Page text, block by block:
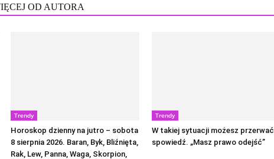
OD AUTORA
Trendy
Horoskop dzienny na jutro – sobota
8 sierpnia 2026. Baran, Byk, Bliźnięta,
Rak, Lew, Panna, Waga, Skorpion,
Trendy
W takiej sytuacji możesz przerwać
spowiedź. „Masz prawo odejść”